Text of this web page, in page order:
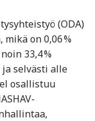
(ODA)
on 0,06 %
33,4 %
selvästi alle
osallistuu